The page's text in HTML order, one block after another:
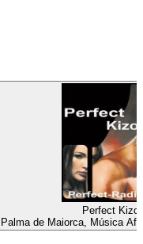
Perfect
Palma de Maiorca, Música